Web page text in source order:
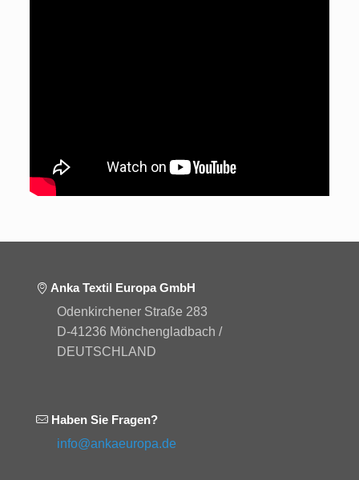
Anka Textil Europa GmbH
Odenkirchener Straße 283
D-41236 Mönchengladbach /
DEUTSCHLAND
Haben Sie Fragen?
info@ankaeuropa.de